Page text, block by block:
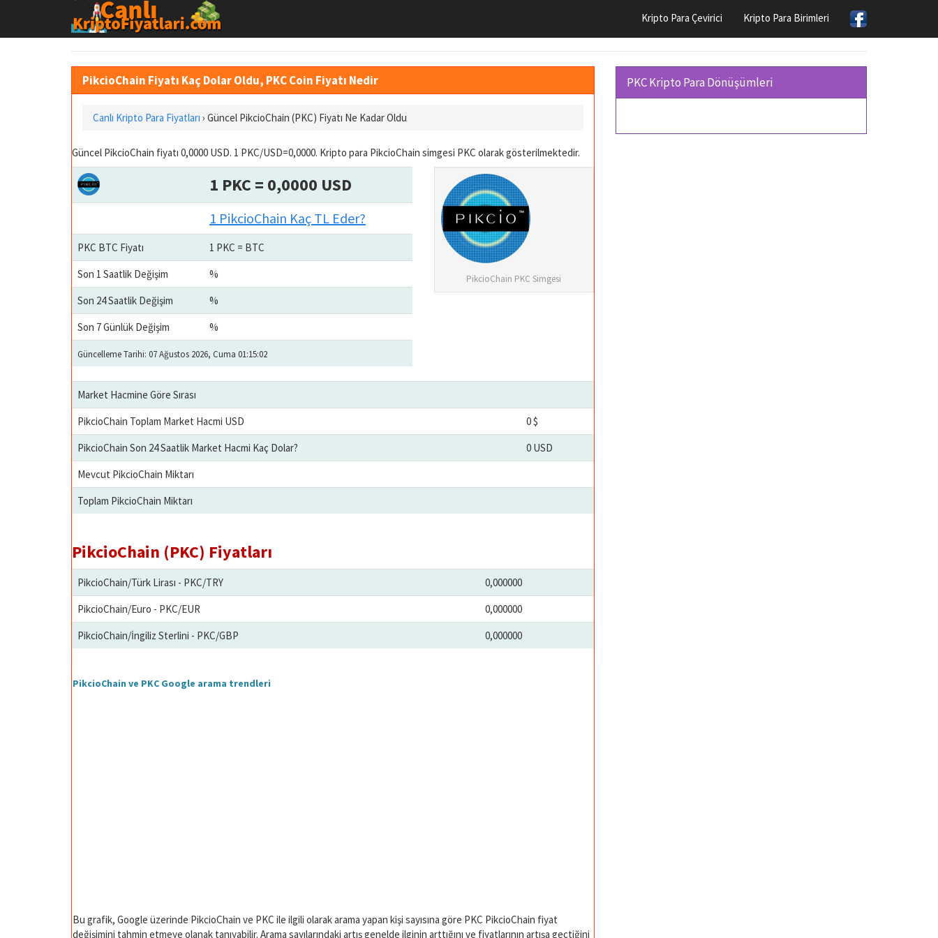
Kripto Para Çevirici Kripto Para Birimleri
PikcioChain Fiyatı Kaç Dolar Oldu, PKC Coin Fiyatı Nedir
Canlı Kripto Para Fiyatları › Güncel PikcioChain (PKC) Fiyatı Ne Kadar Oldu
Güncel PikcioChain fiyatı 0,0000 USD. 1 PKC/USD=0,0000. Kripto para PikcioChain simgesi PKC olarak gösterilmektedir.
1 PKC = 0,0000 USD
1 PikcioChain Kaç TL Eder?
PKC BTC Fiyatı
1 PKC = BTC
Son 1 Saatlik Değişim
%
Son 24 Saatlik Değişim
%
Son 7 Günlük Değişim
%
Güncelleme Tarihi: 07 Ağustos 2026, Cuma 01:15:02
PikcioChain PKC Simgesi
Market Hacmine Göre Sırası
PikcioChain Toplam Market Hacmi USD
0 $
PikcioChain Son 24 Saatlik Market Hacmi Kaç Dolar?
0 USD
Mevcut PikcioChain Miktarı
Toplam PikcioChain Miktarı
PikcioChain (PKC) Fiyatları
PikcioChain/Türk Lirası - PKC/TRY
0,000000
PikcioChain/Euro - PKC/EUR
0,000000
PikcioChain/İngiliz Sterlini - PKC/GBP
0,000000
PikcioChain ve PKC Google arama trendleri
Bu grafik, Google üzerinde PikcioChain ve PKC ile ilgili olarak arama yapan kişi sayısına göre PKC PikcioChain fiyat
değişimini tahmin etmeye olanak tanıyabilir. Arama sayılarındaki artış genelde ilginin arttığını ve fiyatlarının artışa geçtiğini
PKC Kripto Para Dönüşümleri